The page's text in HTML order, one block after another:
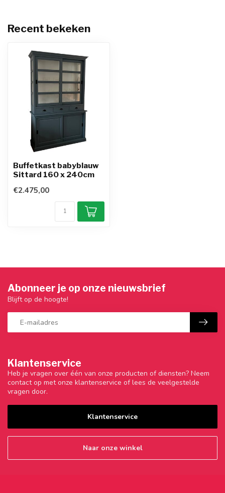
Recent bekeken
Buffetkast babyblauw
Sittard 160 x 240cm
€2.475,00
Klantenservice
Heb je vragen over één van onze producten of diensten? Neem
contact op met onze klantenservice of lees de veelgestelde
vragen door.
Klantenservice
Naar onze winkel
Abonneer je op onze nieuwsbrief
Blijft op de hoogte!